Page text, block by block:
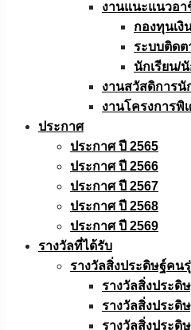
งานแนะแนวอา
กองทุนเงิ
ระบบติดต
นักเรียน/
งานสวัสดิการนั
งานโครงการพิ
ประกาศ
ประกาศ ปี 2565
ประกาศ ปี 2566
ประกาศ ปี 2567
ประกาศ ปี 2568
ประกาศ ปี 2569
รางวัลที่ได้รับ
รางวัลสิ่งประดิษฐ์คน
รางวัลสิ่งประดิ
รางวัลสิ่งประดิ
รางวัลสิ่งประดิ